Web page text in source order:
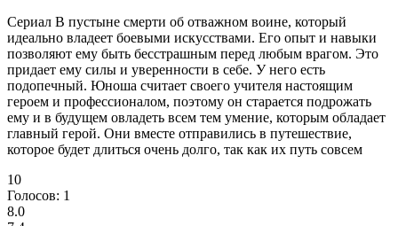
Сериал В пустыне смерти об отважном воине, который
идеально владеет боевыми искусствами. Его опыт и навыки
позволяют ему быть бесстрашным перед любым врагом. Это
придает ему силы и уверенности в себе. У него есть
подопечный. Юноша считает своего учителя настоящим
героем и профессионалом, поэтому он старается подрожать
ему и в будущем овладеть всем тем умение, которым обладает
главный герой. Они вместе отправились в путешествие,
которое будет длиться очень долго, так как их путь совсем
10
Голосов: 1
8.0